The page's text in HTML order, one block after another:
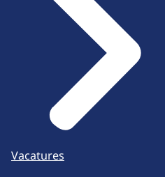
Vacatures